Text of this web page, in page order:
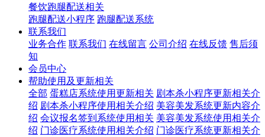
餐饮跑腿配送相关
跑腿配送小程序 跑腿配送系统
联系我们
业务合作 联系我们 在线留言 公司介绍 在线反馈 售后须
知
会员中心
帮助使用及更新相关
全部 蛋糕店系统使用更新相关 剧本杀小程序更新相关介
绍 剧本杀小程序使用相关介绍 美容美发系统更新内容介
绍 会议报名签到系统使用相关 美容美发系统使用相关介
绍 门诊医疗系统使用相关介绍 门诊医疗系统更新相关介